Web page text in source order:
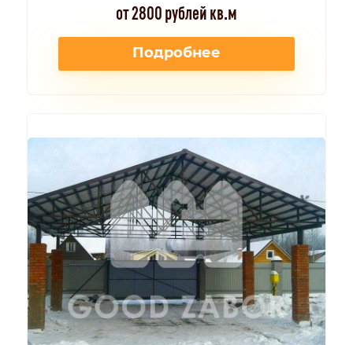
от 2800 рублей кв.м
Подробнее